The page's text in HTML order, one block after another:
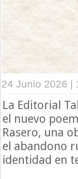
24 Junio 2026 |
La Editorial
el nuevo
Rasero, una
el abandono
identidad en